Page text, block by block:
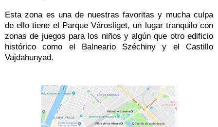
Esta zona es una de nuestras favoritas y mucha culpa
de ello tiene el Parque Városliget, un lugar tranquilo con
zonas de juegos para los niños y algún que otro edificio
histórico como el Balneario Széchiny y el Castillo
Vajdahunyad.